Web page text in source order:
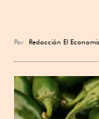
Por Redacción El